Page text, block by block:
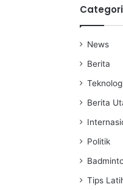
News
Berita
Berita
Politik
Tips